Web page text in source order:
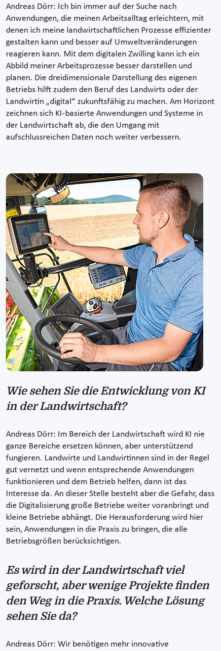
Andreas Dörr: Ich bin immer auf der Suche nach
Anwendungen, die meinen Arbeitsalltag erleichtern, mit
denen ich meine landwirtschaftlichen Prozesse effizienter
gestalten kann und besser auf Umweltveränderungen
reagieren kann. Mit dem digitalen Zwilling kann ich ein
Abbild meiner Arbeitsprozesse besser darstellen und
planen. Die dreidimensionale Darstellung des eigenen
Betriebs hilft zudem den Beruf des Landwirts oder der
Landwirtin „digital“ zukunftsfähig zu machen. Am Horizont
zeichnen sich KI-basierte Anwendungen und Systeme in
der Landwirtschaft ab, die den Umgang mit
aufschlussreichen Daten noch weiter verbessern.
Wie sehen Sie die Entwicklung von KI
in der Landwirtschaft?
Andreas Dörr: Im Bereich der Landwirtschaft wird KI nie
ganze Bereiche ersetzen können, aber unterstützend
fungieren. Landwirte und Landwirtinnen sind in der Regel
gut vernetzt und wenn entsprechende Anwendungen
funktionieren und dem Betrieb helfen, dann ist das
Interesse da. An dieser Stelle besteht aber die Gefahr, dass
die Digitalisierung große Betriebe weiter voranbringt und
kleine Betriebe abhängt. Die Herausforderung wird hier
sein, Anwendungen in die Praxis zu bringen, die alle
Betriebsgrößen berücksichtigen.
Es wird in der Landwirtschaft viel
geforscht, aber wenige Projekte finden
den Weg in die Praxis. Welche Lösung
sehen Sie da?
Andreas Dörr: Wir benötigen mehr innovative